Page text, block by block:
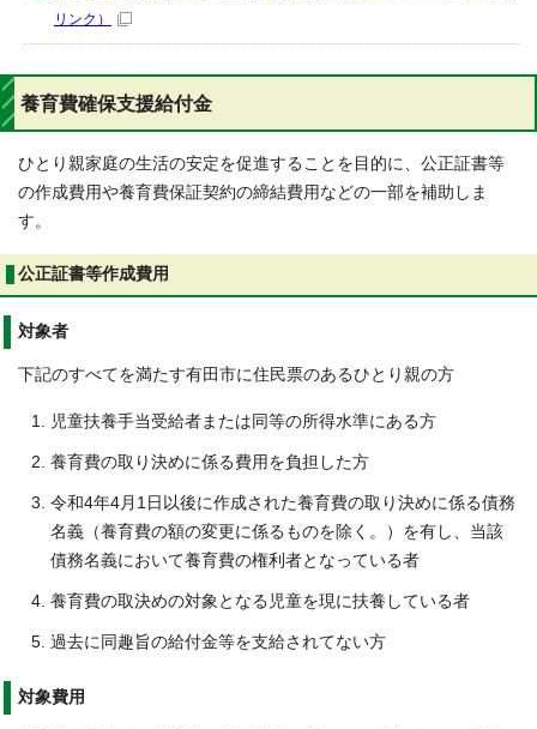
リンク）
養育費確保支援給付金
ひとり親家庭の生活の安定を促進することを目的に、公正証書等
の作成費用や養育費保証契約の締結費用などの一部を補助しま
す。
公正証書等作成費用
対象者
下記のすべてを満たす有田市に住民票のあるひとり親の方
児童扶養手当受給者または同等の所得水準にある方
養育費の取り決めに係る費用を負担した方
令和4年4月1日以後に作成された養育費の取り決めに係る債務
名義（養育費の額の変更に係るものを除く。）を有し、当該
債務名義において養育費の権利者となっている者
養育費の取決めの対象となる児童を現に扶養している者
過去に同趣旨の給付金等を支給されてない方
対象費用